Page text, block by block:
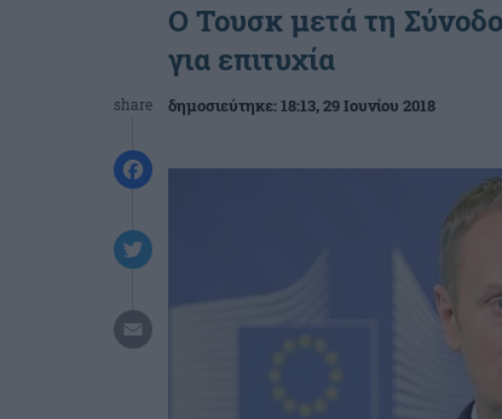
share
Ο Τουσκ μετά τη
για επιτυχία
δημοσιεύτηκε:18:13, 29 Ιουνίου 2018